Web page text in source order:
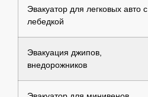
Эвакуатор для легковых авто с
лебедкой
Эвакуация джипов,
внедорожников